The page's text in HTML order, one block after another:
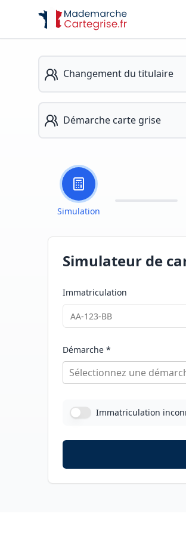
Changement du titulaire
Démarche carte grise
Simulation
Simulateur de
Immatriculation
Démarche *
Sélectionnez une
Immatriculation